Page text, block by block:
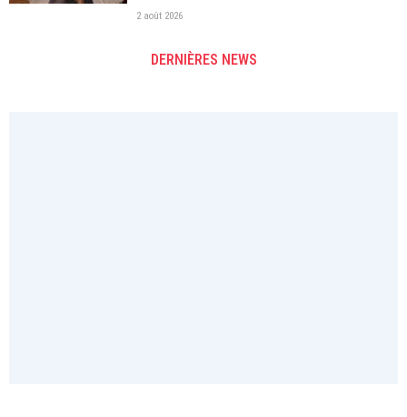
2 août 2026
DERNIÈRES NEWS